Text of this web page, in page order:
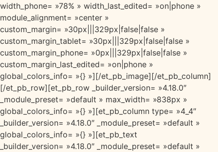
width_phone= »78% » width_last_edited= »on|phone »
module_alignment= »center »
custom_margin= »30px|||329px|false|false »
custom_margin_tablet= »30px|||329px|false|false »
custom_margin_phone= »0px|||329px|false|false »
custom_margin_last_edited= »on|phone »
global_colors_info= »{} »][/et_pb_image][/et_pb_column]
[/et_pb_row][et_pb_row _builder_version= »4.18.0″
_module_preset= »default » max_width= »838px »
global_colors_info= »{} »][et_pb_column type= »4_4″
_builder_version= »4.18.0″ _module_preset= »default »
global_colors_info= »{} »][et_pb_text
_builder_version= »4.18.0″ _module_preset= »default »